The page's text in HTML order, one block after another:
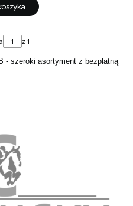
z 1
- szeroki asortyment z bezpłatną